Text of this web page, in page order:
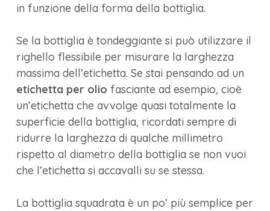
in funzione della forma della bottiglia.
Se la bottiglia è tondeggiante si può utilizzare il
righello flessibile per misurare la larghezza
massima dell’etichetta. Se stai pensando ad un
etichetta per olio fasciante ad esempio, cioè
un’etichetta che avvolge quasi totalmente la
superficie della bottiglia, ricordati sempre di
ridurre la larghezza di qualche millimetro
rispetto al diametro della bottiglia se non vuoi
che l’etichetta si accavalli su se stessa.
La bottiglia squadrata è un po’ più semplice per